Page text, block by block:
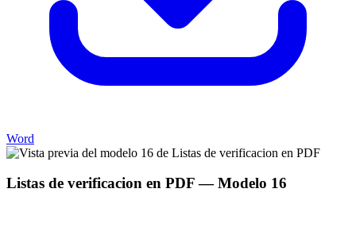
Word
Listas de verificacion en PDF— Modelo 16